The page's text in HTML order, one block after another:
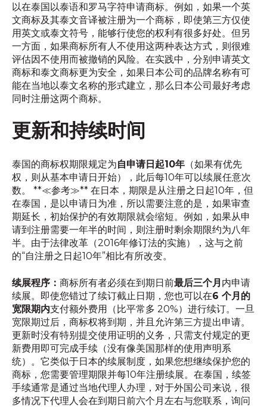
以在泰国以泰语和罗马字符申请商标。例如，如果一个英
文商标及其泰文音译被注册为一个商标，即使第三方仅使
用英文或泰文符号，能够行使您的权利有很多好处。但另
一方面，如果商标所有人不使用这两种表达方式，则很难
评估因不使用而被撤销的风险。在实践中，分别申请英文
商标和泰文商标更为安全，如果日本公司的品牌名称有可
能在当地以泰文名称的形式建立，那么日本公司最好考虑
同时注册这两个商标。
更新和持续时间
泰国的商标权期限规定为自申请日起10年 （如果有优先
权，则从基本申请日开始），此后每10年可以续展任意次
数。 **≪参考≫** 在日本，期限是从注册之日起10年，但
在泰国，是以申请日为准，所以需要注意的是，如果审查
期延长，初始保护的有效期限就会缩短。例如，如果从申
请到注册需要一年半的时间，则注册时剩余期限约为八年
半。由于法律改革（2016年修订法的实施），这与之前
的“自注册之日起10年”相比有所改变。
续展程序： 商标所有者必须在到期日前最后三个月 内申请
续展。即使您错过了续订截止日期，您也可以在6 个月的
宽限期内支付额外费用（比平常多 20%）进行续订。一旦
宽限期过后，商标权将到期，并且允许第三方提出申请。
更新时没有特别提交使用证明的义务，只需支付规定的更
新费用即可完成手续（没有像美国那样的使用声明系
统）。它类似于日本的续展制度，如果您想继续保护您的
商标，您需要管理期限并每10年注册续展。在泰国，续签
手续通常是通过当地代理人办理，对于外国公司来说，很
多情况下代理人会在到期日前六个月左右与您联系，询问